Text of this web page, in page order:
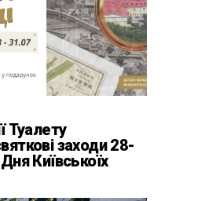
Туалету
заходи 28-
Київськоїх